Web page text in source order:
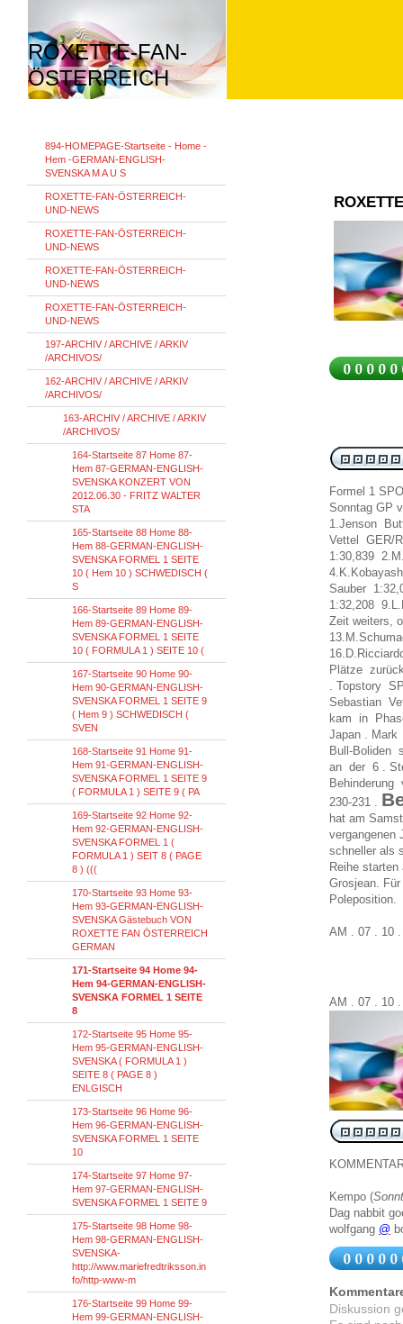
ROXETTE-FAN-
ÖSTERREICH
Formel 1
Sonntag GP
1.Jenson
Vettel GER/
1:30,839
Sauber
1:32,208
Zeit weiters,
Plätze
. Topstory
Sebastian
kam in
Japan .
Bull-Boliden
an der 6 .
230-231 .
hat am
vergangenen
schneller als
Reihe
Grosjean.
Poleposition.
AM . 07 . 10
AM . 07 . 10
Kempo (
Dag nabbit
wolfgang @
Diskussion
894-HOMEPAGE-Startseite - Home -
Hem -GERMAN-ENGLISH-
SVENSKA M A U S
ROXETTE-FAN-ÖSTERREICH-
UND-NEWS
ROXETTE-FAN-ÖSTERREICH-
UND-NEWS
ROXETTE-FAN-ÖSTERREICH-
UND-NEWS
ROXETTE-FAN-ÖSTERREICH-
UND-NEWS
197-ARCHIV / ARCHIVE / ARKIV
/ARCHIVOS/
162-ARCHIV / ARCHIVE / ARKIV
/ARCHIVOS/
163-ARCHIV / ARCHIVE / ARKIV
/ARCHIVOS/
164-Startseite 87 Home 87-
Hem 87-GERMAN-ENGLISH-
SVENSKA KONZERT VON
2012.06.30 - FRITZ WALTER
STA
165-Startseite 88 Home 88-
Hem 88-GERMAN-ENGLISH-
SVENSKA FORMEL 1 SEITE
10 ( Hem 10 ) SCHWEDISCH (
S
166-Startseite 89 Home 89-
Hem 89-GERMAN-ENGLISH-
SVENSKA FORMEL 1 SEITE
10 ( FORMULA 1 ) SEITE 10 (
167-Startseite 90 Home 90-
Hem 90-GERMAN-ENGLISH-
SVENSKA FORMEL 1 SEITE 9
( Hem 9 ) SCHWEDISCH (
SVEN
168-Startseite 91 Home 91-
Hem 91-GERMAN-ENGLISH-
SVENSKA FORMEL 1 SEITE 9
( FORMULA 1 ) SEITE 9 ( PA
169-Startseite 92 Home 92-
Hem 92-GERMAN-ENGLISH-
SVENSKA FORMEL 1 (
FORMULA 1 ) SEIT 8 ( PAGE
8 ) (((
170-Startseite 93 Home 93-
Hem 93-GERMAN-ENGLISH-
SVENSKA Gästebuch VON
ROXETTE FAN ÖSTERREICH
GERMAN
171-Startseite 94 Home 94-
Hem 94-GERMAN-ENGLISH-
SVENSKA FORMEL 1 SEITE
8
172-Startseite 95 Home 95-
Hem 95-GERMAN-ENGLISH-
SVENSKA ( FORMULA 1 )
SEITE 8 ( PAGE 8 )
ENLGISCH
173-Startseite 96 Home 96-
Hem 96-GERMAN-ENGLISH-
SVENSKA FORMEL 1 SEITE
10
174-Startseite 97 Home 97-
Hem 97-GERMAN-ENGLISH-
SVENSKA FORMEL 1 SEITE 9
175-Startseite 98 Home 98-
Hem 98-GERMAN-ENGLISH-
SVENSKA-
http://www.mariefredtriksson.in
fo/http-www-m
176-Startseite 99 Home 99-
Hem 99-GERMAN-ENGLISH-